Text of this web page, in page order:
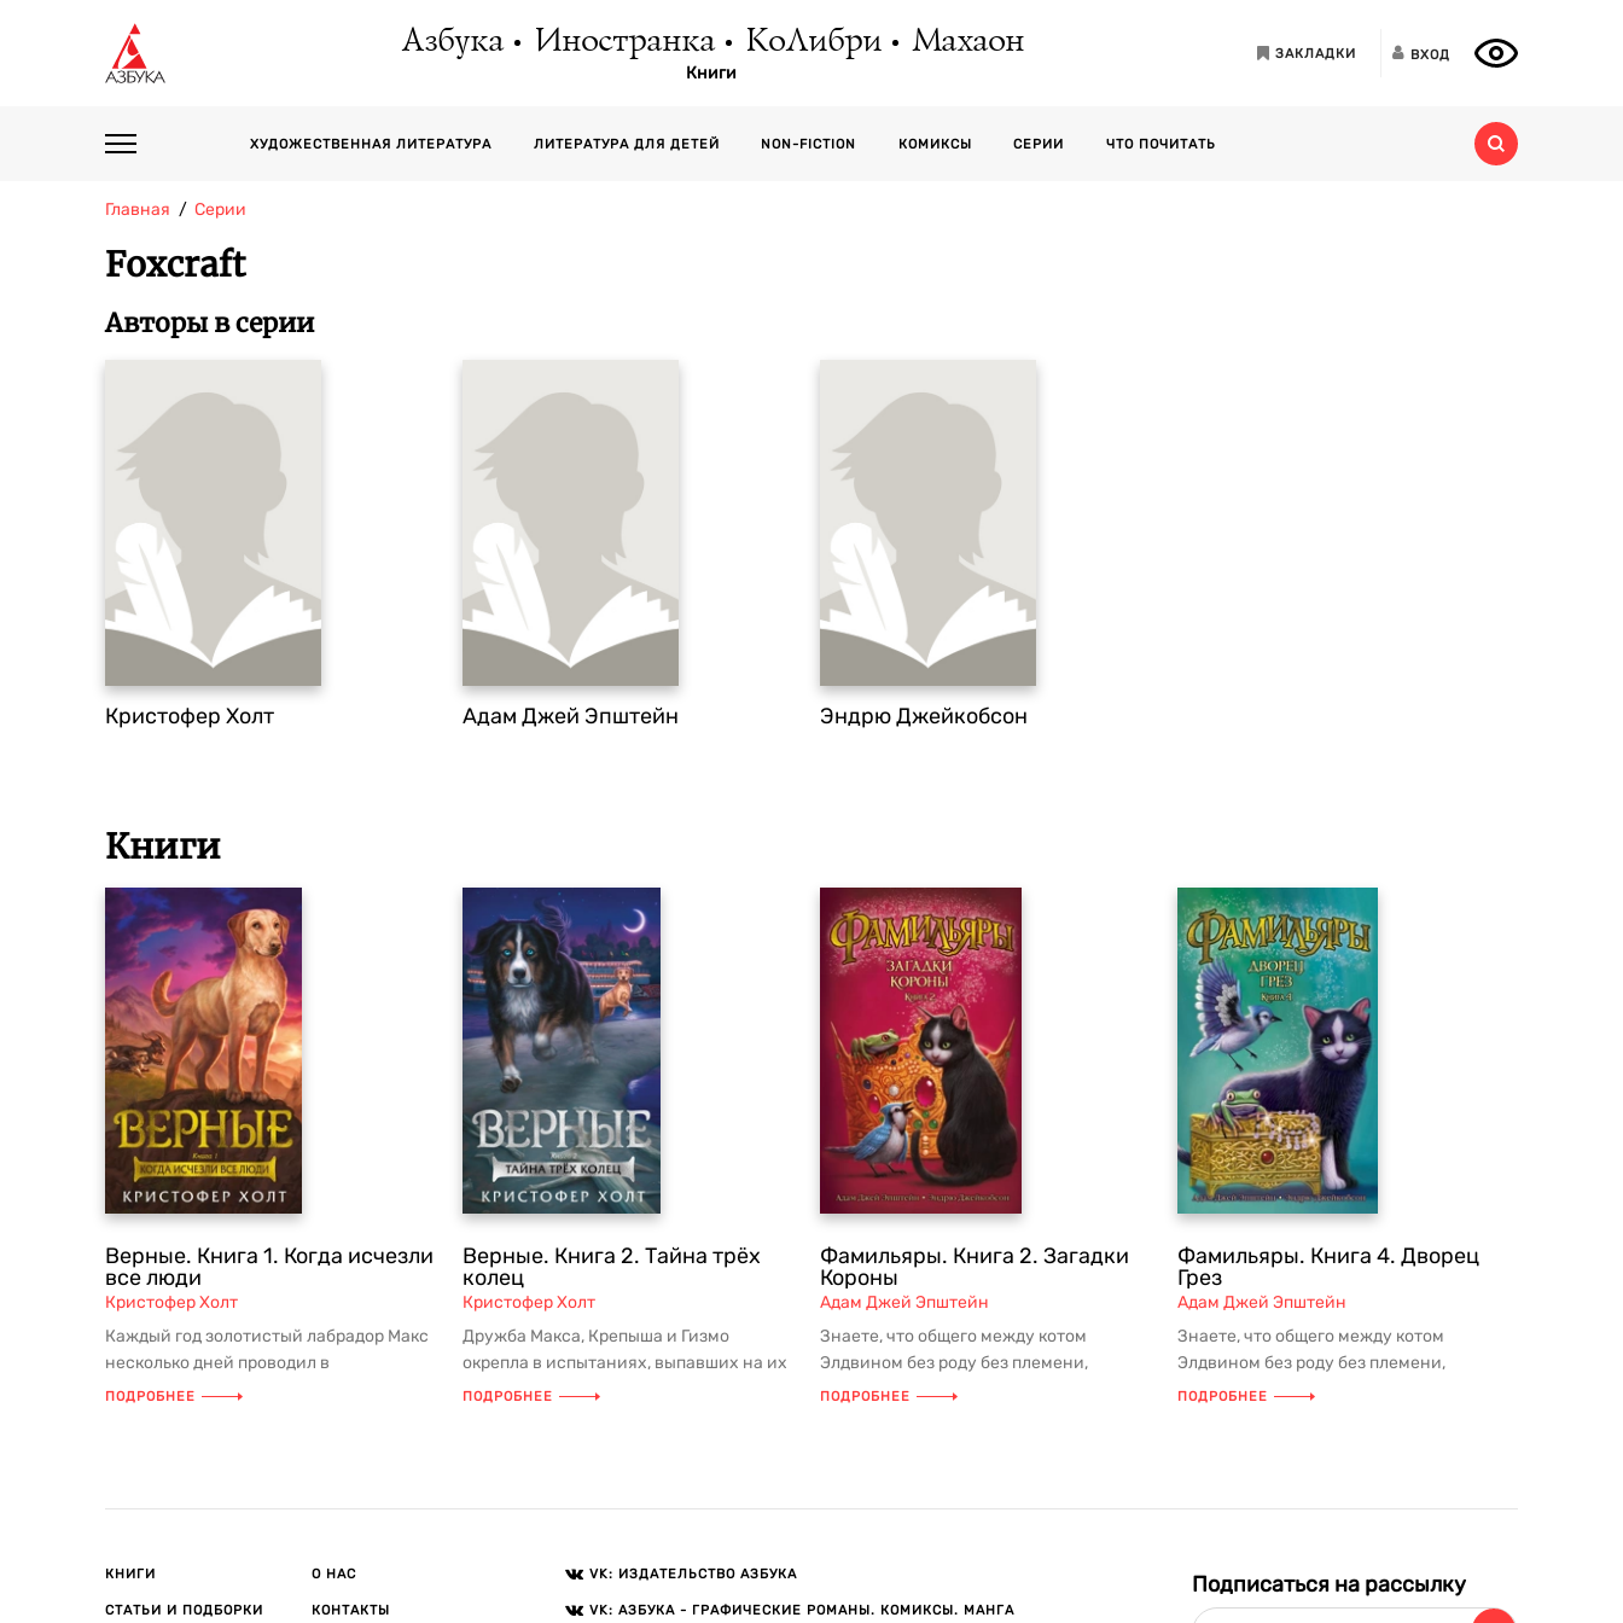
Азбука Иностранка КоЛибри Махаон
Книги
ЗАКЛАДКИ ВХОД
ХУДОЖЕСТВЕННАЯ ЛИТЕРАТУРА ЛИТЕРАТУРА ДЛЯ ДЕТЕЙ NON-FICTION КОМИКСЫ СЕРИИ ЧТО ПОЧИТАТЬ
Главная Серии
Foxcraft
Авторы в серии
Кристофер Холт Адам Джей Эпштейн Эндрю Джейкобсон
Книги
Верные. Книга 1. Когда исчезли
все люди
Кристофер Холт
Каждый год золотистый лабрадор Макс
несколько дней проводил в
ветеринарной клинике. Это было
ПОДРОБНЕЕ
Верные. Книга 2. Тайна трёх
колец
Кристофер Холт
Дружба Макса, Крепыша и Гизмо
окрепла в испытаниях, выпавших на их
долю с того странного и страшного...
ПОДРОБНЕЕ
Фамильяры. Книга 2. Загадки
Короны
Адам Джей Эпштейн
Знаете, что общего между котом
Элдвином без роду без племени,
сойкой-всезнайкой Скайлар и лягухом-
ПОДРОБНЕЕ
Фамильяры. Книга 4. Дворец
Грез
Адам Джей Эпштейн
Знаете, что общего между котом
Элдвином без роду без племени,
сойкой-всезнайкой Скайлар и лягухом-
ПОДРОБНЕЕ
КНИГИ
СТАТЬИ И ПОДБОРКИ
О НАС
КОНТАКТЫ
VK: ИЗДАТЕЛЬСТВО АЗБУКА
VK: АЗБУКА - ГРАФИЧЕСКИЕ РОМАНЫ. КОМИКСЫ. МАНГА
Подписаться на рассылку